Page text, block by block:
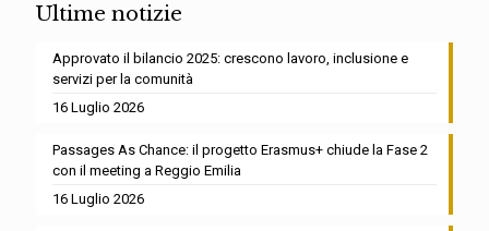
Ultime notizie
Approvato il bilancio 2025: crescono lavoro, inclusione e
servizi per la comunità
16 Luglio 2026
Passages As Chance: il progetto Erasmus+ chiude la Fase 2
con il meeting a Reggio Emilia
16 Luglio 2026